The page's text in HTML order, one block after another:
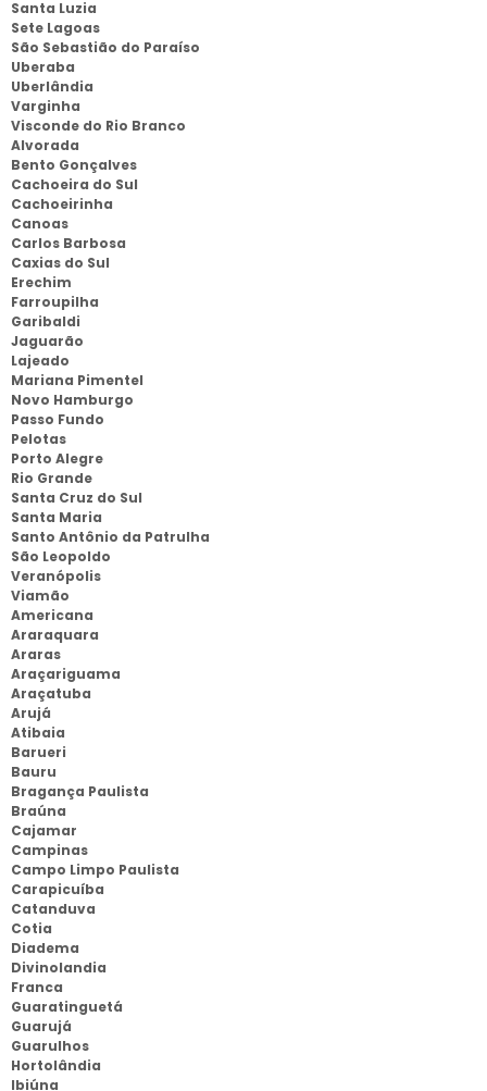
Santa Luzia
Sete Lagoas
São Sebastião do Paraíso
Uberaba
Uberlândia
Varginha
Visconde do Rio Branco
Alvorada
Bento Gonçalves
Cachoeira do Sul
Cachoeirinha
Canoas
Carlos Barbosa
Caxias do Sul
Erechim
Farroupilha
Garibaldi
Jaguarão
Lajeado
Mariana Pimentel
Novo Hamburgo
Passo Fundo
Pelotas
Porto Alegre
Rio Grande
Santa Cruz do Sul
Santa Maria
Santo Antônio da Patrulha
São Leopoldo
Veranópolis
Viamão
Americana
Araraquara
Araras
Araçariguama
Araçatuba
Arujá
Atibaia
Barueri
Bauru
Bragança Paulista
Braúna
Cajamar
Campinas
Campo Limpo Paulista
Carapicuíba
Catanduva
Cotia
Diadema
Divinolandia
Franca
Guaratinguetá
Guarujá
Guarulhos
Hortolândia
Ibiúna